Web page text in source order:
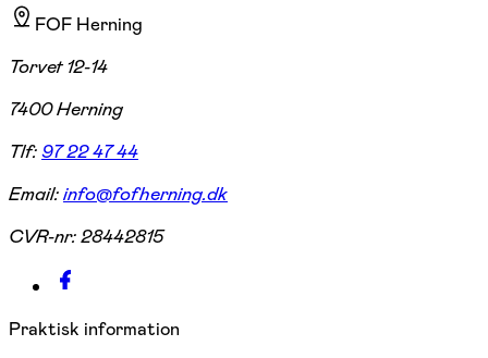
FOF Herning
Torvet 12-14
7400 Herning
Tlf:97 22 47 44
Email:info@fofherning.dk
CVR-nr:28442815
Praktisk information